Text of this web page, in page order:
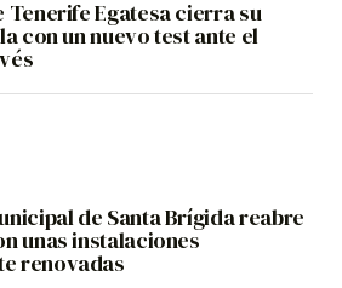
Tenerife Egatesa cierra su
con un nuevo test ante el
de Santa Brígida reabre
unas instalaciones
renovadas